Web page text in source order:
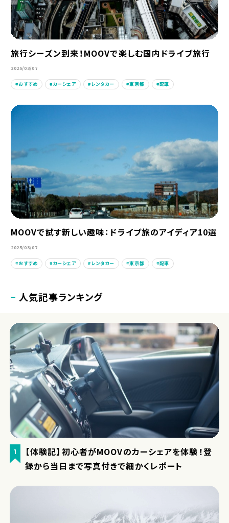
旅行シーズン到来！MOOVで楽しむ国内ドライブ旅行
2025/03/07
おすすめ カーシェア レンタカー 東京都 配車
MOOVで試す新しい趣味：ドライブ旅のアイディア10選
2025/03/07
おすすめ カーシェア レンタカー 東京都 配車
人気記事ランキング
1
【体験記】初心者がMOOVのカーシェアを体験！登
録から当日まで写真付きで細かくレポート